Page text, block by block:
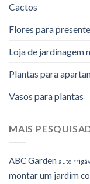
Cactos
Flores para
Loja de jardinagem
Plantas para
Vasos para plantas
MAIS
ABC Garden
montar um jardim